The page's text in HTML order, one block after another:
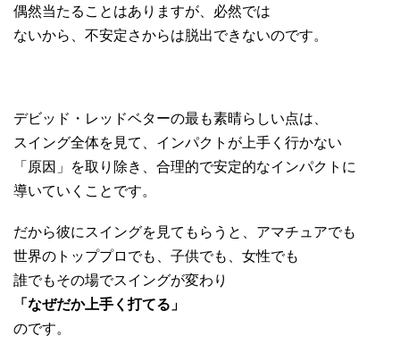
偶然当たることはありますが、必然では
ないから、不安定さからは脱出できないのです。
デビッド・レッドベターの最も素晴らしい点は、
スイング全体を見て、インパクトが上手く行かない
「原因」を取り除き、合理的で安定的なインパクトに
導いていくことです。
だから彼にスイングを見てもらうと、アマチュアでも
世界のトッププロでも、子供でも、女性でも
誰でもその場でスイングが変わり
「なぜだか上手く打てる」
のです。